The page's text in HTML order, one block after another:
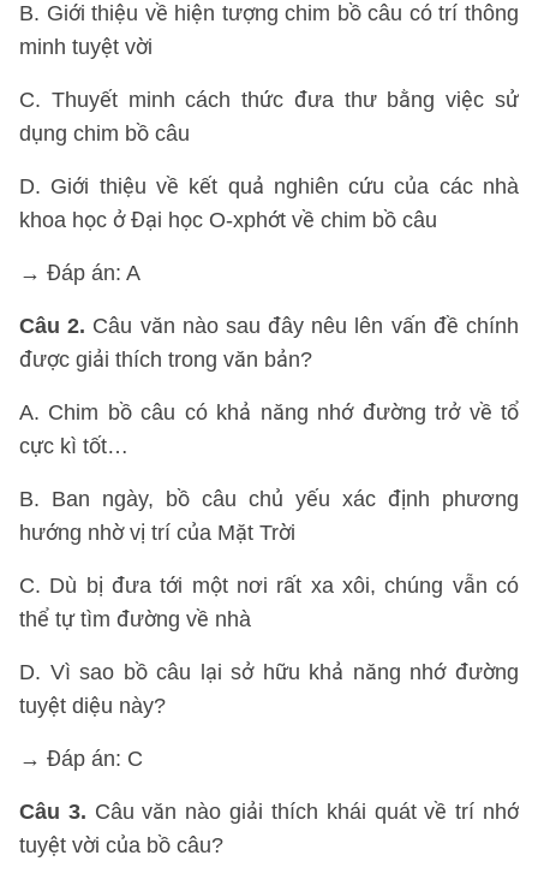
B. Giới thiệu về hiện tượng chim bồ câu có trí thông
minh tuyệt vời
C. Thuyết minh cách thức đưa thư bằng việc sử
dụng chim bồ câu
D. Giới thiệu về kết quả nghiên cứu của các nhà
khoa học ở Đại học O-xphớt về chim bồ câu
→ Đáp án: A
Câu 2. Câu văn nào sau đây nêu lên vấn đề chính
được giải thích trong văn bản?
A. Chim bồ câu có khả năng nhớ đường trở về tổ
cực kì tốt…
B. Ban ngày, bồ câu chủ yếu xác định phương
hướng nhờ vị trí của Mặt Trời
C. Dù bị đưa tới một nơi rất xa xôi, chúng vẫn có
thể tự tìm đường về nhà
D. Vì sao bồ câu lại sở hữu khả năng nhớ đường
tuyệt diệu này?
→ Đáp án: C
Câu 3. Câu văn nào giải thích khái quát về trí nhớ
tuyệt vời của bồ câu?